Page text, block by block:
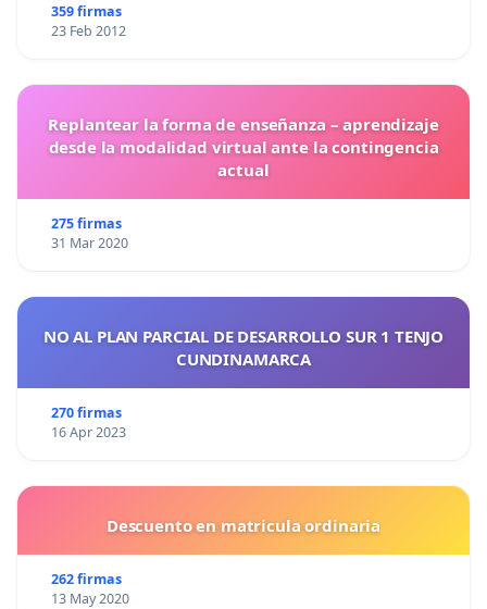
359 firmas
23 Feb 2012
Replantear la forma de enseñanza – aprendizaje
desde la modalidad virtual ante la contingencia
actual
275 firmas
31 Mar 2020
NO AL PLAN PARCIAL DE DESARROLLO SUR 1 TENJO
CUNDINAMARCA
270 firmas
16 Apr 2023
Descuento en matricula ordinaria
262 firmas
13 May 2020